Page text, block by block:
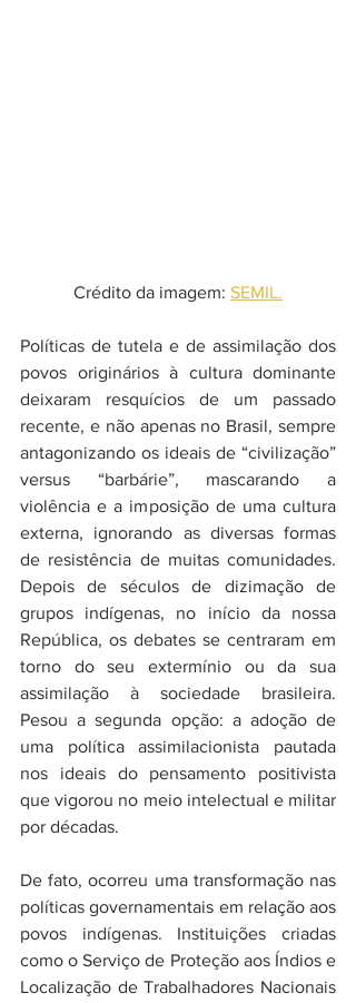
Crédito da imagem: SEMIL.
Políticas de tutela e de assimilação dos
povos originários à cultura dominante
deixaram resquícios de um passado
recente, e não apenas no Brasil, sempre
antagonizando os ideais de “civilização”
versus “barbárie”, mascarando a
violência e a imposição de uma cultura
externa, ignorando as diversas formas
de resistência de muitas comunidades.
Depois de séculos de dizimação de
grupos indígenas, no início da nossa
República, os debates se centraram em
torno do seu extermínio ou da sua
assimilação à sociedade brasileira.
Pesou a segunda opção: a adoção de
uma política assimilacionista pautada
nos ideais do pensamento positivista
que vigorou no meio intelectual e militar
por décadas.
De fato, ocorreu uma transformação nas
políticas governamentais em relação aos
povos indígenas. Instituições criadas
como o Serviço de Proteção aos Índios e
Localização de Trabalhadores Nacionais